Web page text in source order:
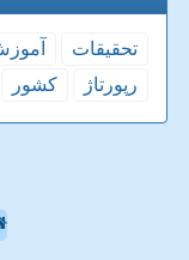
تحقیقات
رپورتاژ
كشور